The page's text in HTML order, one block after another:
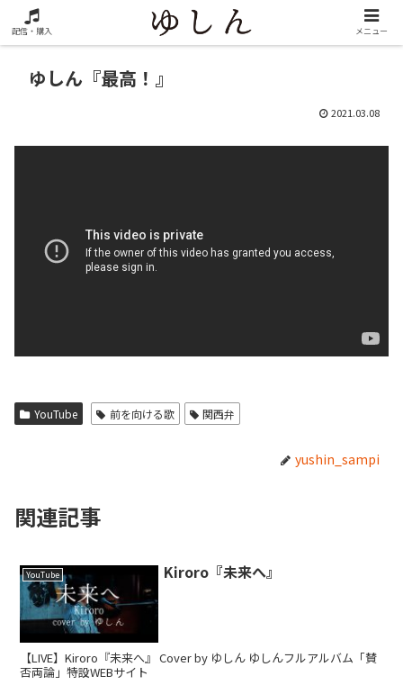
ゆしん『最高！』
2021.03.08
YouTube 前を向ける歌 関西弁
yushin_sampi
関連記事
YouTube Kiroro『未来へ』
【LIVE】Kiroro『未来へ』 Cover by ゆしん ゆしんフルアルバム「賛
否両論」特設WEBサイト
配信・購入 メニュー